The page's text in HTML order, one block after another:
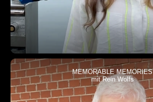
MEMORABLE MEMORIES
mit Rein Wolfs